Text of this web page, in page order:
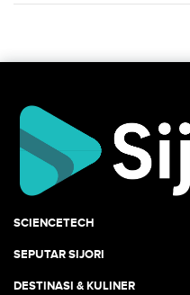
SCIENCETECH
SEPUTAR SIJORI
DESTINASI & KULINER